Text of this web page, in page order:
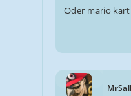
Oder mario kart